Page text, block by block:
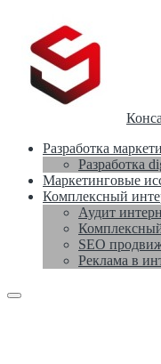
Разработка
Разработка
Маркетинговые
Комплексный
Аудит
SEO
Реклама в